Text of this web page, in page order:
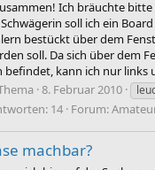
Ich bräuchte
soll ich ein
bestückt über dem
soll. Da sich über dem
befindet, kann ich nur links
8. Februar 2010
14 Forum:
machbar?